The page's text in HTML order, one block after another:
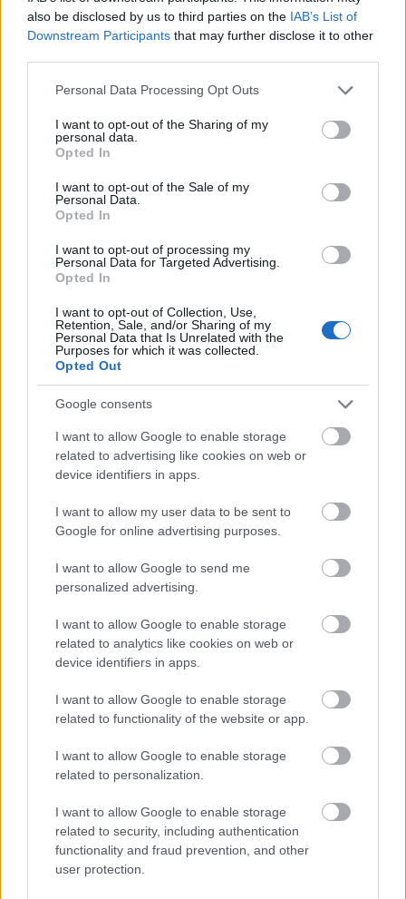
also be disclosed by us to third parties on the IAB’s List of
Downstream Participants that may further disclose it to other
Please note that this website/app uses one or more Google
not limited to your visit or usage behaviour. You may click to
grant or deny consent to Google and its third-party tags to
use your data for below specified purposes in below Google
consent section.
Personal Data Processing Opt Outs
I want to opt-out of the Sharing of my
personal data.
Opted In
I want to opt-out of the Sale of my
Personal Data.
Opted In
I want to opt-out of processing my
Personal Data for Targeted Advertising.
Opted In
I want to opt-out of Collection, Use,
Retention, Sale, and/or Sharing of my
Personal Data that Is Unrelated with the
Purposes for which it was collected.
Opted Out
Google consents
I want to allow Google to enable storage
related to advertising like cookies on web or
device identifiers in apps.
I want to allow my user data to be sent to
Google for online advertising purposes.
I want to allow Google to send me
personalized advertising.
I want to allow Google to enable storage
related to analytics like cookies on web or
device identifiers in apps.
I want to allow Google to enable storage
related to functionality of the website or app.
I want to allow Google to enable storage
related to personalization.
I want to allow Google to enable storage
related to security, including authentication
functionality and fraud prevention, and other
user protection.
Log4j sebezhetőség - hogyan tovább?
Csizmazia Darab István [Rambo]
A napokban derült fény a világszerte mindenütt
jelenlévő Log4j segédprogram kritikus hibájára,
amely megrázta az egész kiberbiztonsági iparágat.
A Log4j nyílt forráskódú Java-alapú naplózási
szoftvert globális szinten számtalan vállalat és
kormányzati szerv használja.
Exchange szerverek tűz alatt
Csizmazia Darab István [Rambo]•2021. március 19.
Az ESET kutatói több, mint tíz különféle Advanced
Persistent Threat (APT), vagyis fejlett és tartós
fenyegetést jelentő csoportról számoltak be, akik a
legújabb Microsoft Exchange biztonsági réseit
használják ki a levelezőszerverek támadásához. Az
ESET több mint 5000 olyan levelezőszervert…